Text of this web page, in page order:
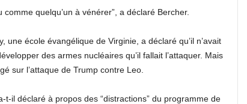
quelqu’un à vénérer”, a déclaré Bercher.
une école évangélique de Virginie, a déclaré qu’il n’avait
des armes nucléaires qu’il fallait l’attaquer. Mais
sur l’attaque de Trump contre Leo.
t-il déclaré à propos des “distractions” du programme de